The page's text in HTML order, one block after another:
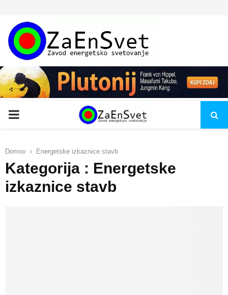
PRIMARY
Domov Energetske izkaznice stavb
Kategorija : Energetske
izkaznice stavb